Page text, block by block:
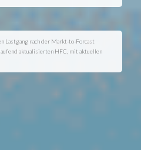
nach der Markt-to-Forcast
aktualisierten HFC, mit aktuellen